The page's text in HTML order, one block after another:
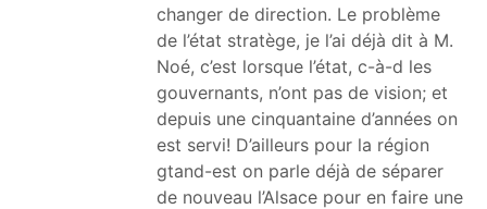
changer de direction. Le problème
de l’état stratège, je l’ai déjà dit à M.
Noé, c’est lorsque l’état, c-à-d les
gouvernants, n’ont pas de vision; et
depuis une cinquantaine d’années on
est servi! D’ailleurs pour la région
gtand-est on parle déjà de séparer
de nouveau l’Alsace pour en faire une